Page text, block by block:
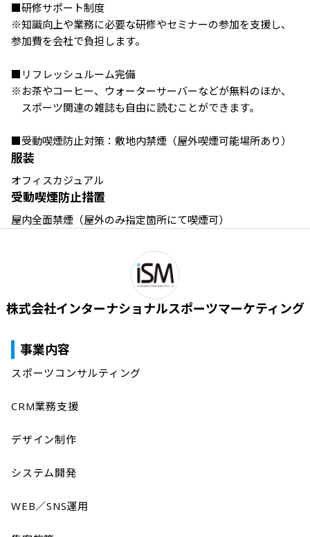
■研修サポート制度
※知識向上や業務に必要な研修やセミナーの参加を支援し、
参加費を会社で負担します。
■リフレッシュルーム完備
※お茶やコーヒー、ウォーターサーバーなどが無料のほか、
スポーツ関連の雑誌も自由に読むことができます。
■受動喫煙防止対策：敷地内禁煙（屋外喫煙可能場所あり）
服装
オフィスカジュアル
受動喫煙防止措置
屋内全面禁煙（屋外のみ指定箇所にて喫煙可）
株式会社インターナショナルスポーツマーケティング
事業内容
スポーツコンサルティング
CRM業務支援
デザイン制作
システム開発
WEB／SNS運用